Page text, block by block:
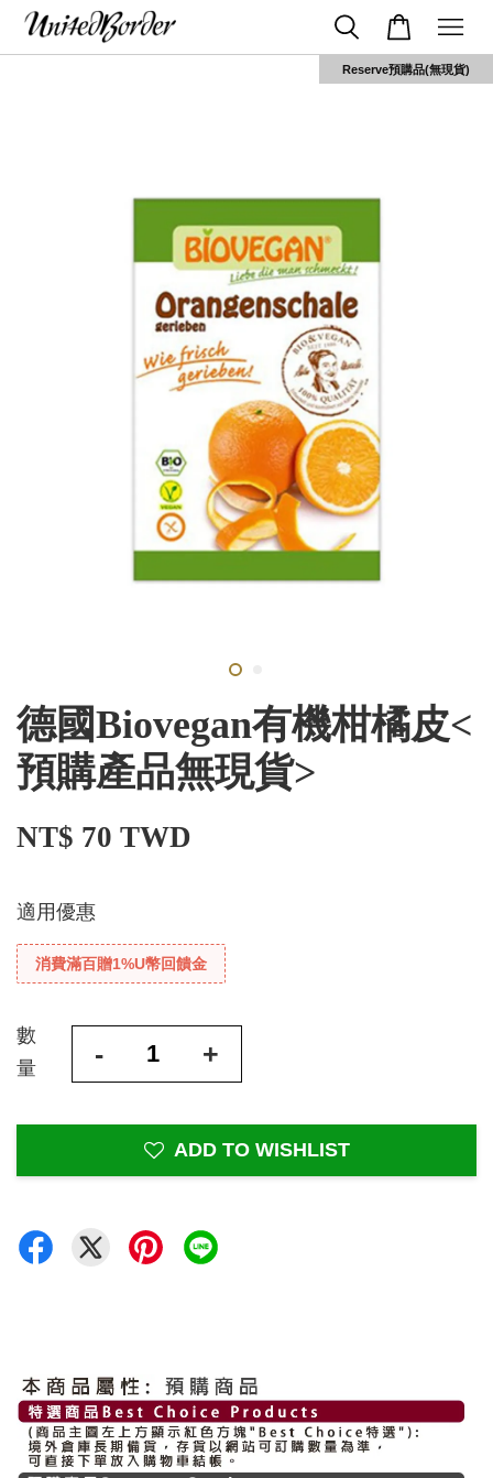
Reserve預購品(無現貨)
德國Biovegan有機柑橘皮<
預購產品無現貨>
NT$ 70 TWD
適用優惠
消費滿百贈1%U幣回饋金
數
量
- +
ADD TO WISHLIST